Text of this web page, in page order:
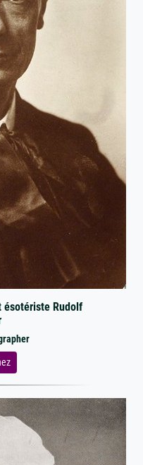
ésotériste Rudolf